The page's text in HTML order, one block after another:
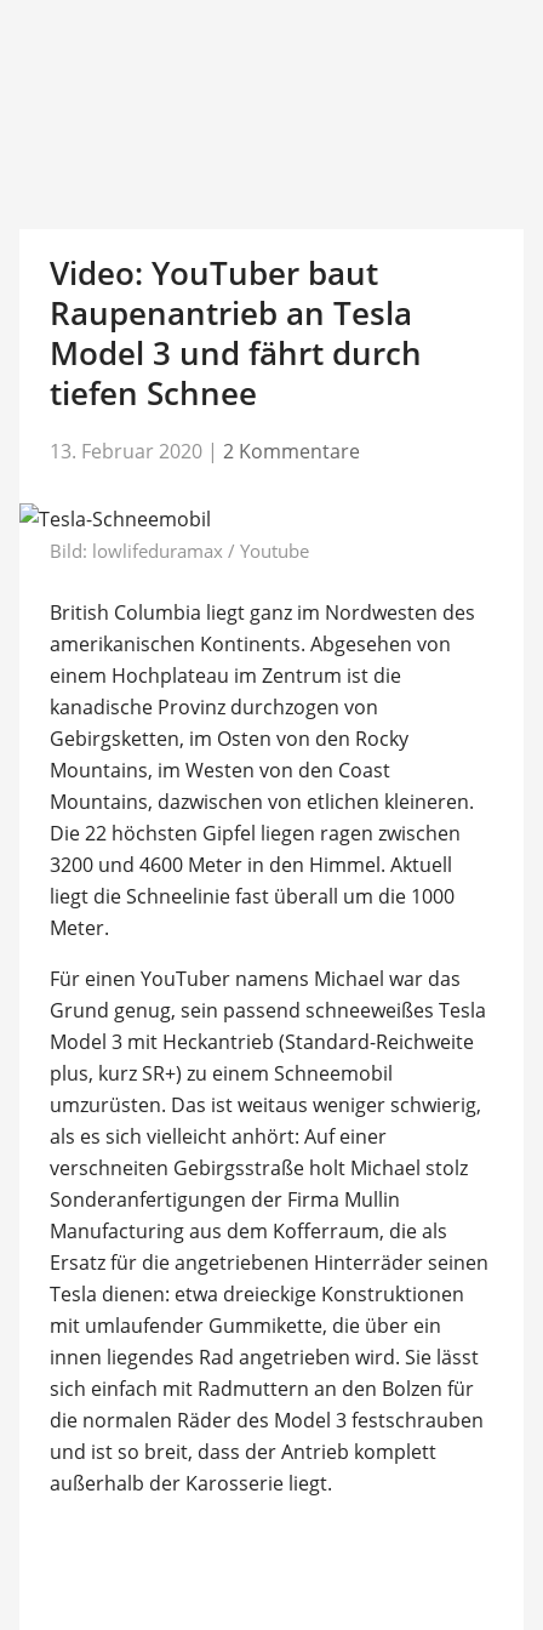
Video: YouTuber baut
Raupenantrieb an Tesla
Model 3 und fährt durch
tiefen Schnee
13. Februar 2020 | 2 Kommentare
Bild: lowlifeduramax / Youtube
British Columbia liegt ganz im Nordwesten des
amerikanischen Kontinents. Abgesehen von
einem Hochplateau im Zentrum ist die
kanadische Provinz durchzogen von
Gebirgsketten, im Osten von den Rocky
Mountains, im Westen von den Coast
Mountains, dazwischen von etlichen kleineren.
Die 22 höchsten Gipfel liegen ragen zwischen
3200 und 4600 Meter in den Himmel. Aktuell
liegt die Schneelinie fast überall um die 1000
Meter.
Für einen YouTuber namens Michael war das
Grund genug, sein passend schneeweißes Tesla
Model 3 mit Heckantrieb (Standard-Reichweite
plus, kurz SR+) zu einem Schneemobil
umzurüsten. Das ist weitaus weniger schwierig,
als es sich vielleicht anhört: Auf einer
verschneiten Gebirgsstraße holt Michael stolz
Sonderanfertigungen der Firma Mullin
Manufacturing aus dem Kofferraum, die als
Ersatz für die angetriebenen Hinterräder seinen
Tesla dienen: etwa dreieckige Konstruktionen
mit umlaufender Gummikette, die über ein
innen liegendes Rad angetrieben wird. Sie lässt
sich einfach mit Radmuttern an den Bolzen für
die normalen Räder des Model 3 festschrauben
und ist so breit, dass der Antrieb komplett
außerhalb der Karosserie liegt.